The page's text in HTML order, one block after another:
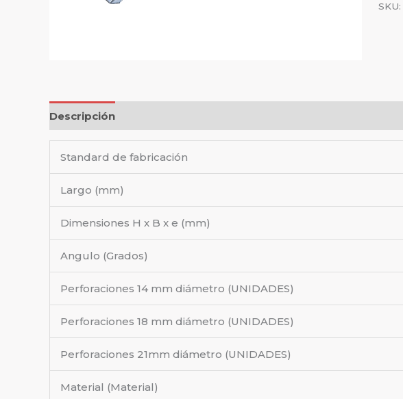
SKU:
Descripción
Standard de fabricación
Largo (mm)
Dimensiones H x B x e (mm)
Angulo (Grados)
Perforaciones 14 mm diámetro (UNIDADES)
Perforaciones 18 mm diámetro (UNIDADES)
Perforaciones 21mm diámetro (UNIDADES)
Material (Material)